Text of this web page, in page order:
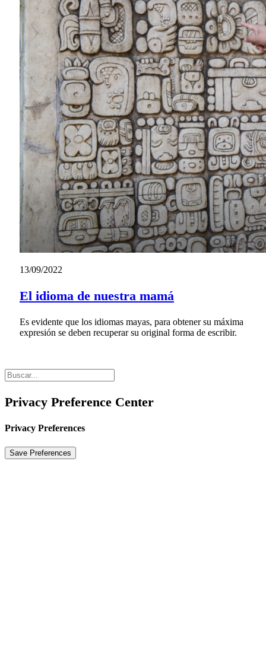
13/09/2022
El idioma de nuestra mamá
Es evidente que los idiomas mayas, para obtener su máxima
expresión se deben recuperar su original forma de escribir.
Privacy Preference Center
Privacy Preferences